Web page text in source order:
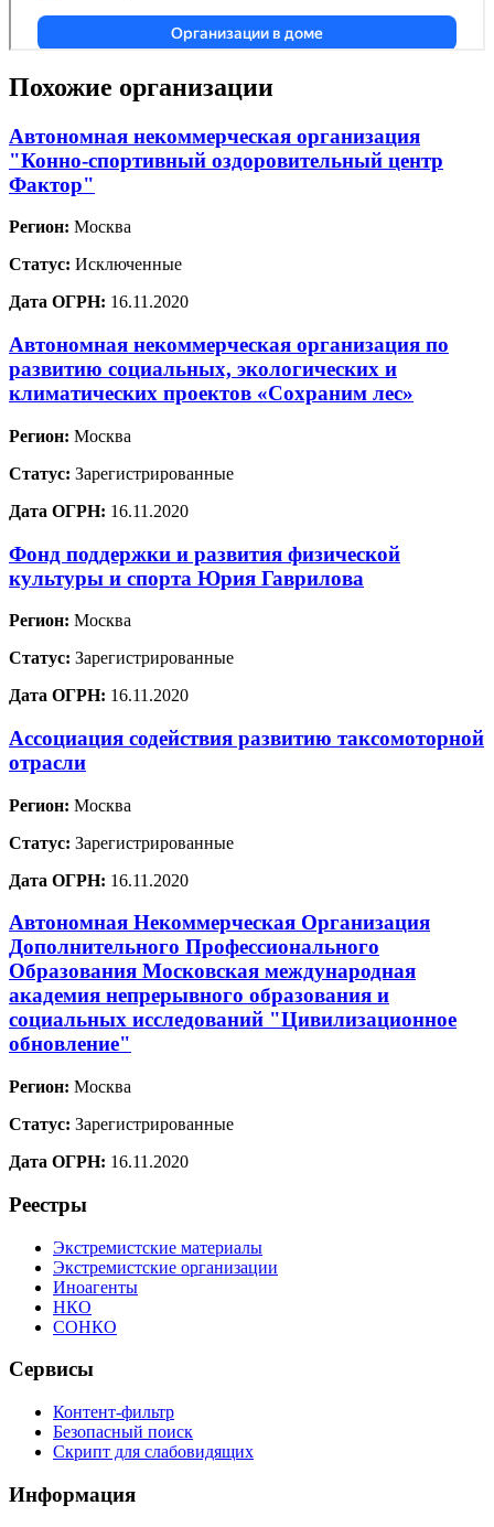
Похожие организации
Автономная некоммерческая организация
"Конно-спортивный оздоровительный центр
Фактор"
Регион: Москва
Статус: Исключенные
Дата ОГРН: 16.11.2020
Автономная некоммерческая организация по
развитию социальных, экологических и
климатических проектов «Сохраним лес»
Регион: Москва
Статус: Зарегистрированные
Дата ОГРН: 16.11.2020
Фонд поддержки и развития физической
культуры и спорта Юрия Гаврилова
Регион: Москва
Статус: Зарегистрированные
Дата ОГРН: 16.11.2020
Ассоциация содействия развитию таксомоторной
отрасли
Регион: Москва
Статус: Зарегистрированные
Дата ОГРН: 16.11.2020
Автономная Некоммерческая Организация
Дополнительного Профессионального
Образования Московская международная
академия непрерывного образования и
социальных исследований "Цивилизационное
обновление"
Регион: Москва
Статус: Зарегистрированные
Дата ОГРН: 16.11.2020
Реестры
Экстремистские материалы
Экстремистские организации
Иноагенты
НКО
СОНКО
Сервисы
Контент-фильтр
Безопасный поиск
Скрипт для слабовидящих
Информация